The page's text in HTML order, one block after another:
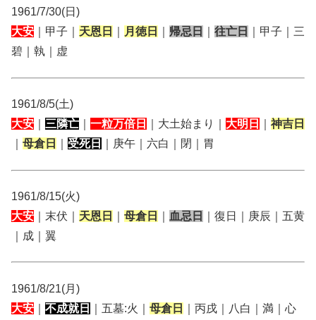
1961/7/30(日)
大安 ｜甲子｜ 天恩日 月徳日 帰忌日 往亡日
｜甲子｜三
碧｜執｜虚
1961/8/5(土)
大安
三隣亡 一粒万倍日 ｜大土始まり｜ 大明日
神吉日
母倉日 受死日 ｜庚午｜六白｜閉｜胃
1961/8/15(火)
大安 ｜末伏｜ 天恩日 母倉日 血忌日
｜復日｜庚辰｜五黄
｜成｜翼
1961/8/21(月)
大安
不成就日 ｜五墓:火｜ 母倉日 ｜丙戌｜八白｜満｜心